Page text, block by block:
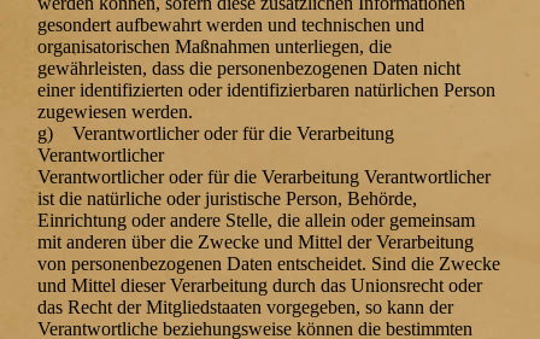
gesondert aufbewahrt werden und technischen und
organisatorischen Maßnahmen unterliegen, die
gewährleisten, dass die personenbezogenen Daten nicht
einer identifizierten oder identifizierbaren natürlichen Person
zugewiesen werden.
g) Verantwortlicher oder für die Verarbeitung
Verantwortlicher
Verantwortlicher oder für die Verarbeitung Verantwortlicher
ist die natürliche oder juristische Person, Behörde,
Einrichtung oder andere Stelle, die allein oder gemeinsam
mit anderen über die Zwecke und Mittel der Verarbeitung
von personenbezogenen Daten entscheidet. Sind die Zwecke
und Mittel dieser Verarbeitung durch das Unionsrecht oder
das Recht der Mitgliedstaaten vorgegeben, so kann der
Verantwortliche beziehungsweise können die bestimmten